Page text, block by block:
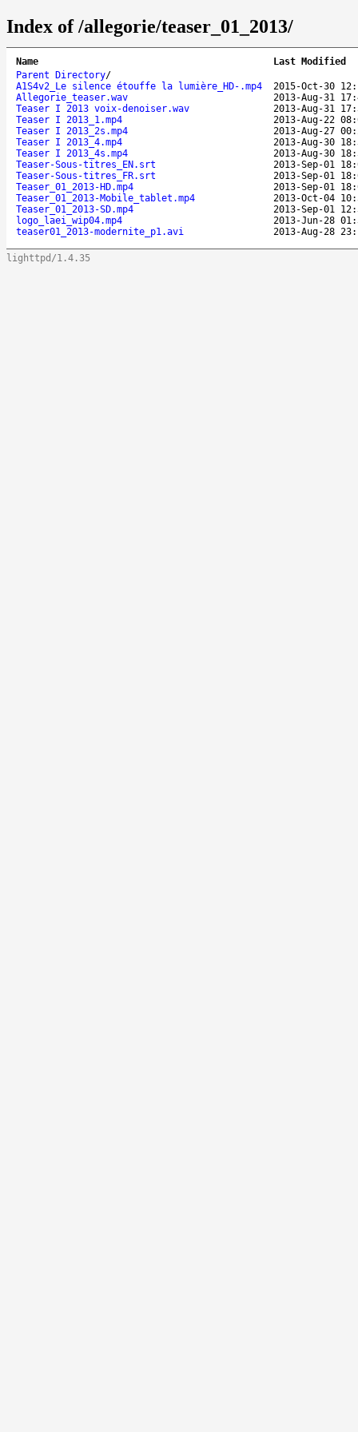
Index of /allegorie/teaser_01_2013/
Name
Last Modified
Parent Directory/
A1S4v2_Le silence étouffe la lumière_HD-.mp4
2015-Oct-30
Allegorie_teaser.wav
2013-Aug-31
Teaser I 2013 voix-denoiser.wav
2013-Aug-31
Teaser I 2013_1.mp4
2013-Aug-22
Teaser I 2013_2s.mp4
2013-Aug-27
Teaser I 2013_4.mp4
2013-Aug-30
Teaser I 2013_4s.mp4
2013-Aug-30
Teaser-Sous-titres_EN.srt
2013-Sep-01
Teaser-Sous-titres_FR.srt
2013-Sep-01
Teaser_01_2013-HD.mp4
2013-Sep-01
Teaser_01_2013-Mobile_tablet.mp4
2013-Oct-04
Teaser_01_2013-SD.mp4
2013-Sep-01
logo_laei_wip04.mp4
2013-Jun-28
teaser01_2013-modernite_p1.avi
2013-Aug-28
lighttpd/1.4.35